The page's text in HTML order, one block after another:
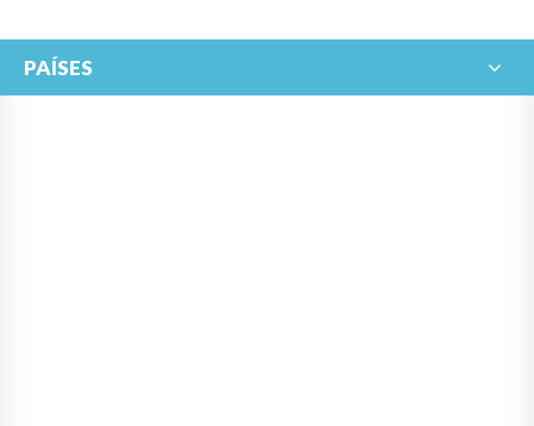
PAÍSES